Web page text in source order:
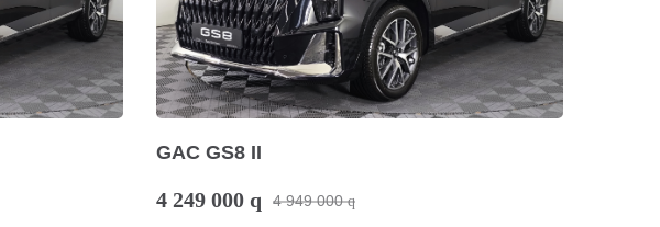
GAC GS8 II
4 249 000 q 4 949 000 q